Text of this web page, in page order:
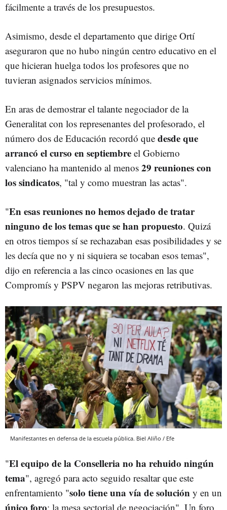
fácilmente a través de los presupuestos.
Asimismo, desde el departamento que dirige Ortí
aseguraron que no hubo ningún centro educativo en el
que hicieran huelga todos los profesores que no
tuvieran asignados servicios mínimos.
En aras de demostrar el talante negociador de la
Generalitat con los represenantes del profesorado, el
número dos de Educación recordó que desde que
arrancó el curso en septiembre el Gobierno
valenciano ha mantenido al menos 29 reuniones con
los sindicatos, "tal y como muestran las actas".
"En esas reuniones no hemos dejado de tratar
ninguno de los temas que se han propuesto. Quizá
en otros tiempos sí se rechazaban esas posibilidades y se
les decía que no y ni siquiera se tocaban esos temas",
dijo en referencia a las cinco ocasiones en las que
Compromís y PSPV negaron las mejoras retributivas.
Manifestantes en defensa de la escuela pública. Biel Aliño / Efe
"El equipo de la Conselleria no ha rehuido ningún
tema", agregó para acto seguido resaltar que este
enfrentamiento "solo tiene una vía de solución y en un
: la mesa sectorial de negociación". Un foro